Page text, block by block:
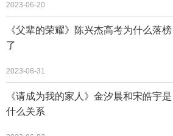
2023-06-20
《父辈的荣耀》陈兴杰高考为什么落榜
了
2023-08-31
《请成为我的家人》金汐晨和宋皓宇是
什么关系